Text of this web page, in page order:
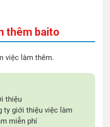
thêm baito
việc làm thêm.
thiệu
ty giới thiệu việc làm
miễn phí